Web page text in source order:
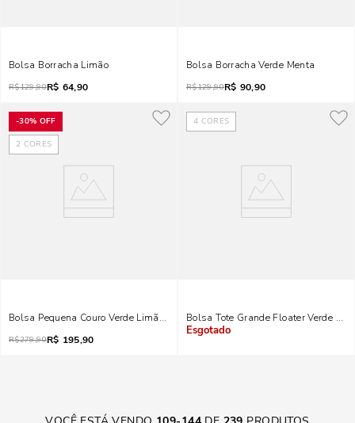
Bolsa Borracha Limão
R$129,90R$ 64,90
Bolsa Borracha Verde Menta
R$129,90R$ 90,90
-30% OFF
2 CORES
Bolsa Pequena Couro Verde Limão Transversal
R$279,90R$ 195,90
4 CORES
Bolsa Tote Grande Floater Verde
Indisponível